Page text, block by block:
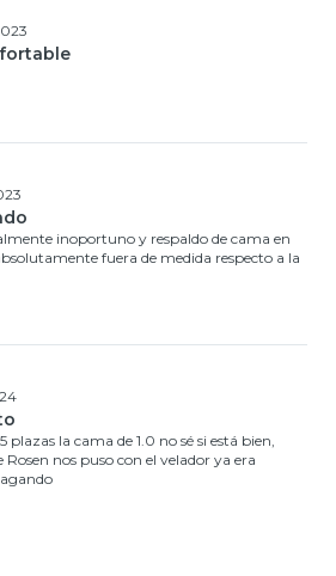
inoportuno y respaldo de cama en
fuera de medida respecto a la
plazas la cama de 1.0 no sé si está bien,
nos puso con el velador ya era